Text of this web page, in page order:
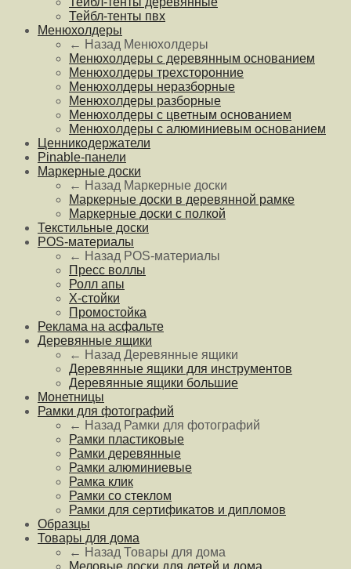
Тейбл-тенты пвх
Менюхолдеры
← Назад Менюхолдеры
Менюхолдеры с деревянным основанием
Менюхолдеры трехсторонние
Менюхолдеры неразборные
Менюхолдеры разборные
Менюхолдеры с цветным основанием
Менюхолдеры с алюминиевым основанием
Ценникодержатели
Pinable-панели
Маркерные доски
← Назад Маркерные доски
Маркерные доски в деревянной рамке
Маркерные доски с полкой
Текстильные доски
POS-материалы
← Назад POS-материалы
Пресс воллы
Ролл апы
Х-стойки
Промостойка
Реклама на асфальте
Деревянные ящики
← Назад Деревянные ящики
Деревянные ящики для инструментов
Деревянные ящики большие
Монетницы
Рамки для фотографий
← Назад Рамки для фотографий
Рамки пластиковые
Рамки деревянные
Рамки алюминиевые
Рамка клик
Рамки со стеклом
Рамки для сертификатов и дипломов
Образцы
Товары для дома
← Назад Товары для дома
Меловые доски для детей и дома